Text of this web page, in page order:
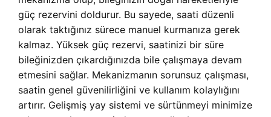
güç rezervini doldurur. Bu sayede, saati düzenli
olarak taktığınız sürece manuel kurmanıza gerek
kalmaz. Yüksek güç rezervi, saatinizi bir süre
bileğinizden çıkardığınızda bile çalışmaya devam
etmesini sağlar. Mekanizmanın sorunsuz çalışması,
saatin genel güvenilirliğini ve kullanım kolaylığını
artırır. Gelişmiş yay sistemi ve sürtünmeyi minimize